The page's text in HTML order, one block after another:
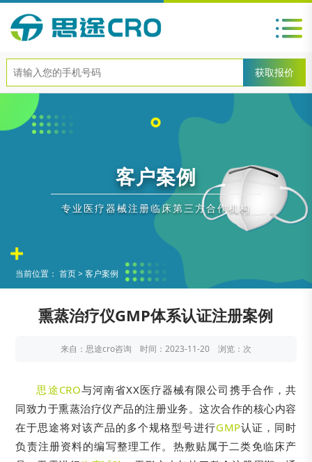
客户案例
专业医疗器械注册临床第三方合作机构
当前位置：首页>客户案例
熏蒸治疗仪GMP体系认证注册案例
来自：思途cro咨询 时间：2023-11-20 浏览： 次
思途CRO与河南省XX医疗器械有限公司携手合作，共
同致力于熏蒸治疗仪产品的注册业务。这次合作的核心内容
在于思途将对该产品的多个规格型号进行GMP认证，同时
负责注册资料的编写整理工作。热敷贴属于二类免临床产